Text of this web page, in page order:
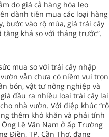
do giá cả hàng hóa leo
dành tiền mua các loại hàng
bước vào rộ mùa, giá trái cây
khá so với tháng trước”.
mua so với trái cây nhập
vẫn chưa có niềm vui trọn
bón, vật tư nông nghiệp và
đầu ra nhiều loại trái cây lại
nhà vườn. Với điệp khúc “rộ
thêm khó khăn và phải tính
Lê Văn Nam ở ấp Trường
Điền, TP. Cần Thơ, đang